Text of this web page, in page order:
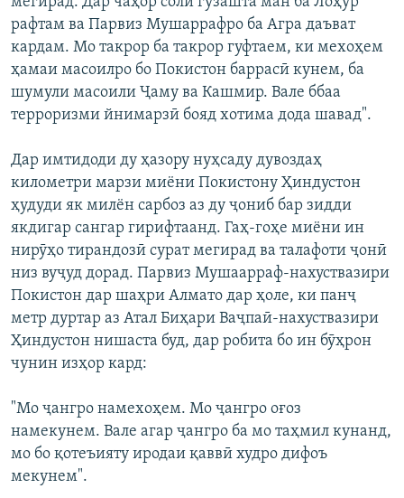
рафтам ва Парвиз Мушаррафро ба Агра даъват
кардам. Мо такрор ба такрор гуфтаем, ки мехоҳем
ҳамаи масоилро бо Покистон баррасӣ кунем, ба
шумули масоили Ҷаму ва Кашмир. Вале ббаа
терроризми йнимарзӣ бояд хотима дода шавад".
Дар имтидоди ду ҳазору нуҳсаду дувоздаҳ
километри марзи миёни Покистону Ҳиндустон
ҳудуди як милён сарбоз аз ду ҷониб бар зидди
якдигар сангар гирифтаанд. Гаҳ-гоҳе миёни ин
нирӯҳо тирандозӣ сурат мегирад ва талафоти ҷонӣ
низ вуҷуд дорад. Парвиз Мушаарраф-нахуствазири
Покистон дар шаҳри Алмато дар ҳоле, ки панҷ
метр дуртар аз Атал Биҳари Ваҷпаӣ-нахуствазири
Ҳиндустон нишаста буд, дар робита бо ин бӯҳрон
чунин изҳор кард:
"Мо ҷангро намехоҳем. Мо ҷангро оғоз
намекунем. Вале агар ҷангро ба мо таҳмил кунанд,
мо бо қотеъияту иродаи қаввӣ худро дифоъ
мекунем".